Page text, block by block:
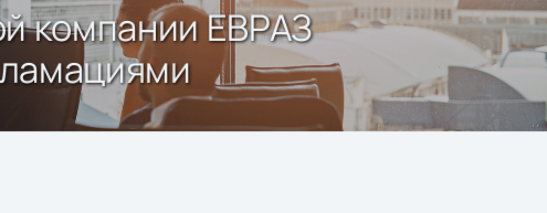
компании ЕВРАЗ